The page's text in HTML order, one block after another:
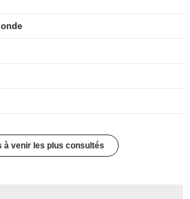
à venir les plus consultés